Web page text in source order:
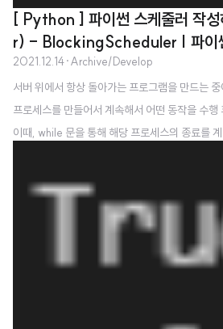
[ Python ] 파이썬 스케줄러 작
r) - BlockingScheduler | 파이
2021.12.14·Archive/Develop
서버 위에서 항상 돌아가는 프로그램을 만드는
프로세스를 만들어서 계속해서 어떤 동작을 수행
이때, while 문을 통해 해당 프로세스의 종료를
바꿔보는 것은 어떠냐고 제안을 주셨다. 냉큼 받
해보고 있다. 생각보다 간단하고 강력한 것 같아
많을 것 같다. 이번 포스팅에서는 특정한 시간에
이 아닌 일정 주기로 도는 interval 만 예시로 들